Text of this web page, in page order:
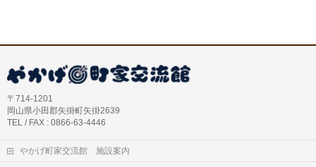
〒714-1201
岡山県小田郡矢掛町矢掛2639
TEL / FAX : 0866-63-4446
やかげ町家交流館 施設案内